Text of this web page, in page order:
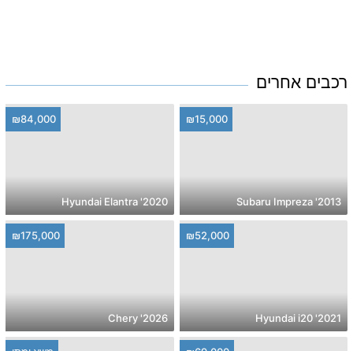
רכבים אחרים
₪15,000
2013' Subaru Impreza
₪84,000
2020' Hyundai Elantra
₪52,000
2021' Hyundai i20
₪175,000
2026' Chery